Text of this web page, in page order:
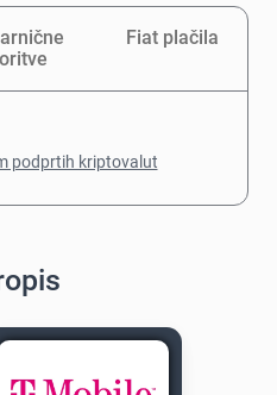
Fiat plačila
podprtih kriptovalut